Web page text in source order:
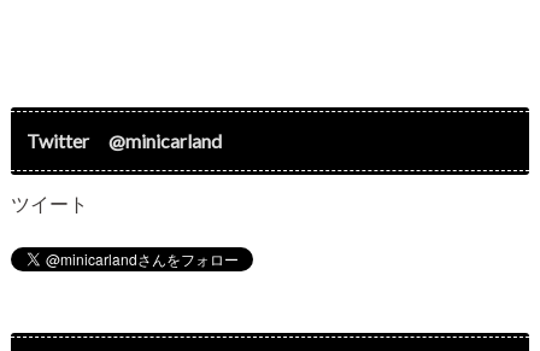
Twitter @minicarland
ツイート